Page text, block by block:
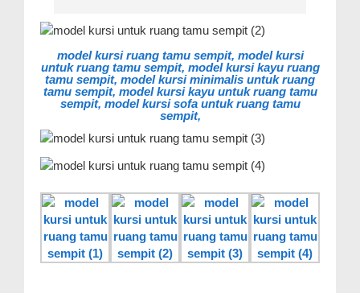
model kursi ruang tamu sempit, model kursi
untuk ruang tamu sempit, model kursi kayu ruang
tamu sempit, model kursi minimalis untuk ruang
tamu sempit, model kursi kayu untuk ruang tamu
sempit, model kursi sofa untuk ruang tamu
sempit,